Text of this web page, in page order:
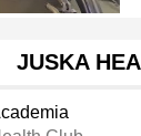
JUSKA